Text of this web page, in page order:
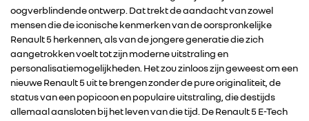
oogverblindende ontwerp. Dat trekt de aandacht van zowel
mensen die de iconische kenmerken van de oorspronkelijke
Renault 5 herkennen, als van de jongere generatie die zich
aangetrokken voelt tot zijn moderne uitstraling en
personalisatiemogelijkheden. Het zou zinloos zijn geweest om een
nieuwe Renault 5 uit te brengen zonder de pure originaliteit, de
status van een popicoon en populaire uitstraling, die destijds
allemaal aansloten bij het leven van die tijd. De Renault 5 E-Tech